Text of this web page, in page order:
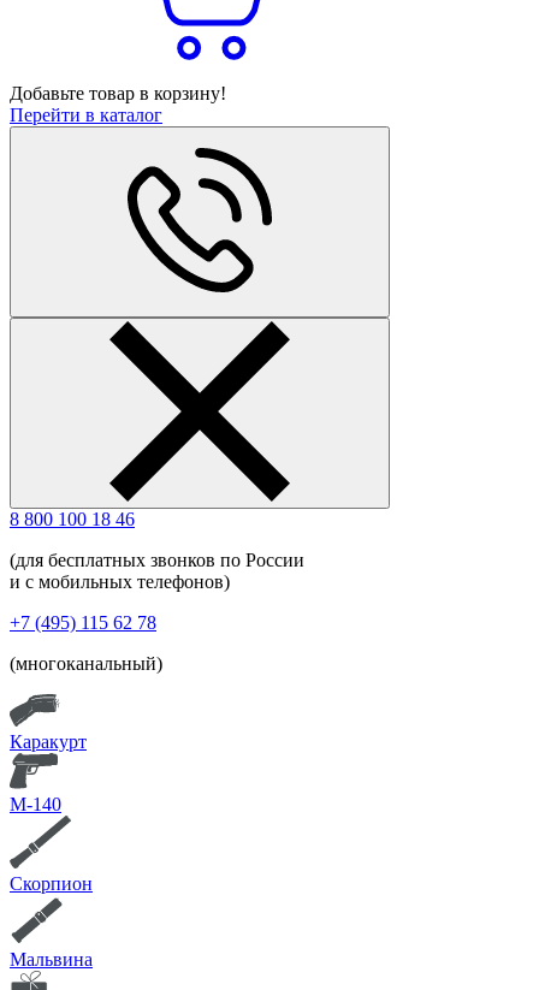
Добавьте товар в корзину!
Перейти в каталог
8 800 100 18 46
(для бесплатных звонков по России
и с мобильных телефонов)
+7 (495) 115 62 78
(многоканальный)
Каракурт
М-140
Скорпион
Мальвина